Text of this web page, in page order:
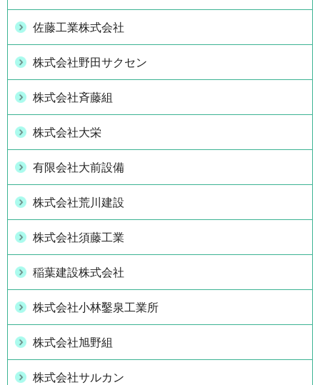
佐藤工業株式会社
株式会社野田サクセン
株式会社斉藤組
株式会社大栄
有限会社大前設備
株式会社荒川建設
株式会社須藤工業
稲葉建設株式会社
株式会社小林鑿泉工業所
株式会社旭野組
株式会社サルカン